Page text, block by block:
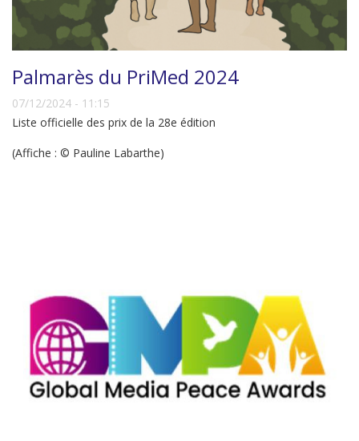
Palmarès du PriMed 2024
07/12/2024 - 11:15
Liste officielle des prix de la 28e édition
(Affiche : © Pauline Labarthe)